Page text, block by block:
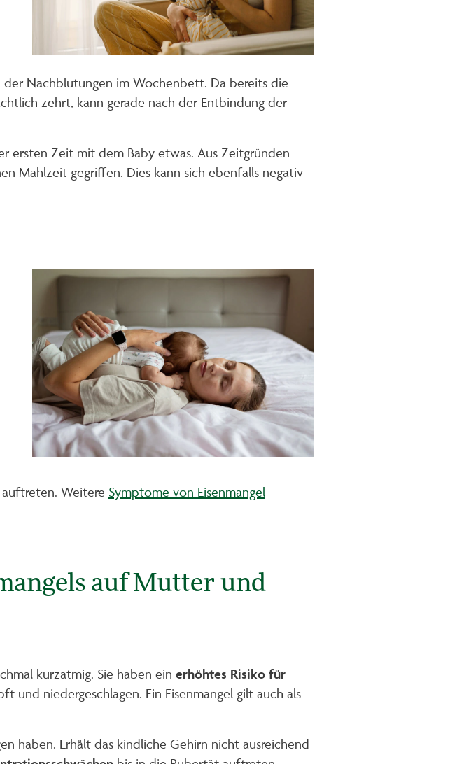
der Nachblutungen im Wochenbett. Da bereits die
zehrt, kann gerade nach der Entbindung der
ersten Zeit mit dem Baby etwas. Aus Zeitgründen
Mahlzeit gegriffen. Dies kann sich ebenfalls negativ
Weitere Symptome von Eisenmangel
auf Mutter und
kurzatmig. Sie haben ein erhöhtes Risiko für
und niedergeschlagen. Ein Eisenmangel gilt auch als
haben. Erhält das kindliche Gehirn nicht ausreichend